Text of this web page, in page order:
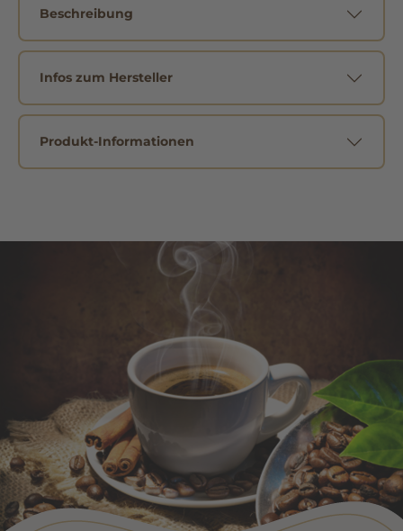
Beschreibung
Infos zum Hersteller
Produkt-Informationen